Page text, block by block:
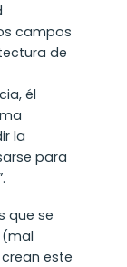
campos
de
él
la
para
que se
este